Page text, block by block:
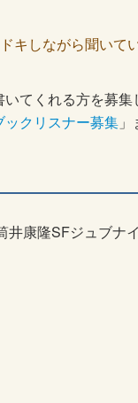
キしながら聞いて
いてくれる方を募
ックリスナー募集
井康隆SFジュブナ